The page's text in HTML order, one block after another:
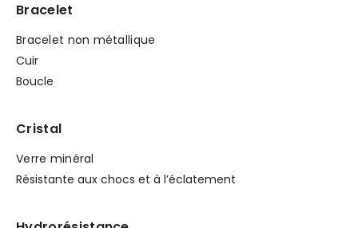
Bracelet
Bracelet non métallique
Cuir
Boucle
Cristal
Verre minéral
Résistante aux chocs et à l’éclatement